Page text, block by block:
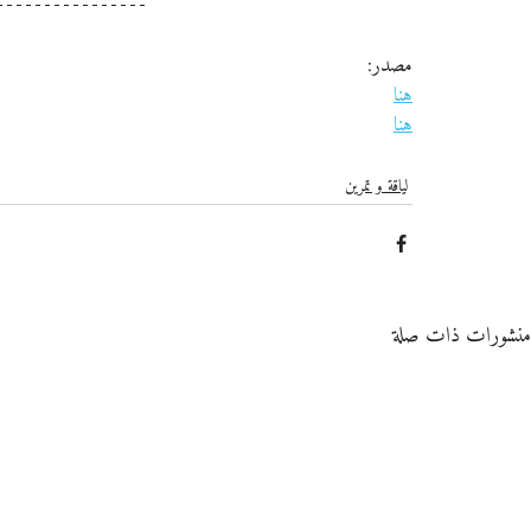
مصدر:
هنا
هنا
لياقة و تمرين
منشورات ذات صلة